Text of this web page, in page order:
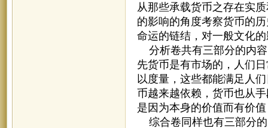
从那些承载货币之存在实
的影响的角度考察货币的
命运的链结，对一般文化的
分析卷共有三部分的内容
先货币是有市场的，人们
以度量，这些都能满足人
币越来越依赖，货币也从
是因为本身的价值而有价
综合卷同样也有三部分的